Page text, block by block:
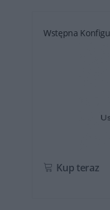
Wstępna
Kup teraz